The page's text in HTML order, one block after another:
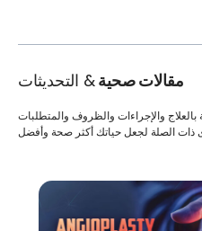
مقالات صحية& التحديثات
والإجراءات والظروف والمتطلبات